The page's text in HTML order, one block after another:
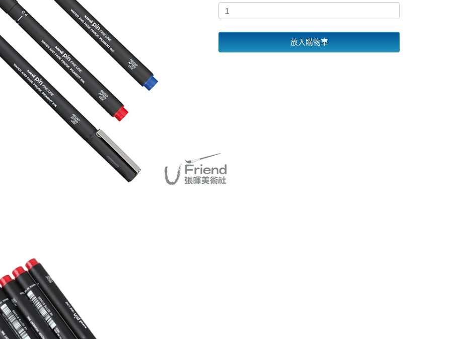
放入購物車